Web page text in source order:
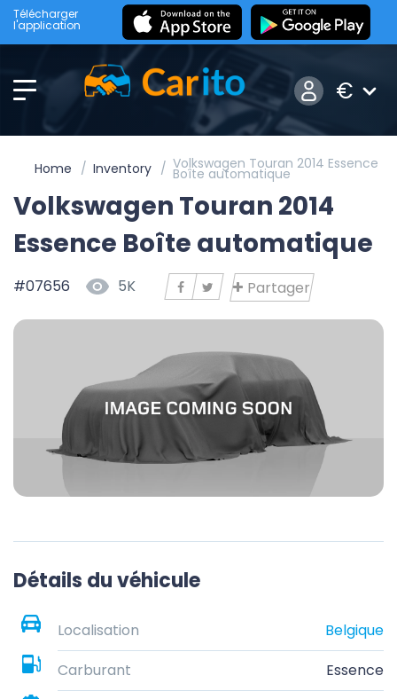
Télécharger
l'application
€
Home Inventory Volkswagen Touran 2014 Essence
Boîte automatique
Volkswagen Touran 2014
Essence Boîte automatique
#07656 5K Partager
Détails du véhicule
Localisation
Belgique
Carburant
Essence